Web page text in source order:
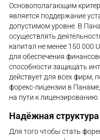
Основополагающим
является поддержание
допустимом уровне. В
осуществлять
капитал не менее 150 000
для обеспечения
способности защищать
действует для всех фирм,
форекс-лицензии в
на пути к лицензированию.
Надёжная
Для того чтобы стать